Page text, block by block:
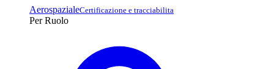
AerospazialeCertificazione e tracciabilita
Per Ruolo